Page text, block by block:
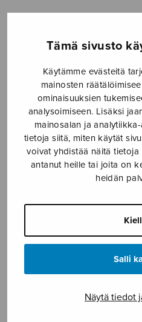
Tämä sivusto
Käytämme evästeitä
mainosten
ominaisuuksien
analysoimiseen. Lisäksi
mainosalan ja
tietoja siitä, miten käytät
voivat yhdistää näitä
antanut heille tai joita on
heidän
Salli
Näytä tiedot
Hitaat auringot
auringot